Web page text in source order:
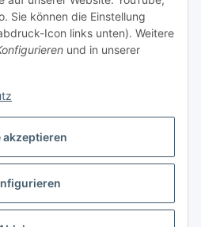
akzeptieren
Sie können die Einstellung
Icon links unten). Weitere
und in unserer
widerrufen